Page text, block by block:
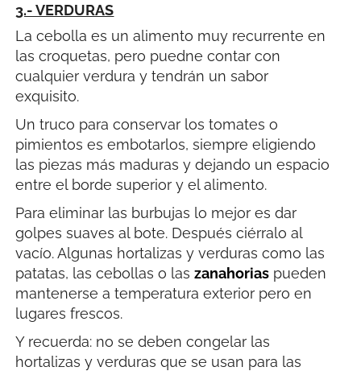
3.- VERDURAS
La cebolla es un alimento muy recurrente en
las croquetas, pero puedne contar con
cualquier verdura y tendrán un sabor
exquisito.
Un truco para conservar los tomates o
pimientos es embotarlos, siempre eligiendo
las piezas más maduras y dejando un espacio
entre el borde superior y el alimento.
Para eliminar las burbujas lo mejor es dar
golpes suaves al bote. Después ciérralo al
vacío. Algunas hortalizas y verduras como las
patatas, las cebollas o laszanahorias pueden
mantenerse a temperatura exterior pero en
lugares frescos.
Y recuerda: no se deben congelar las
hortalizas y verduras que se usan para las